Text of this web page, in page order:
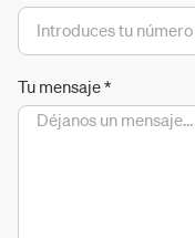
Tu mensaje*